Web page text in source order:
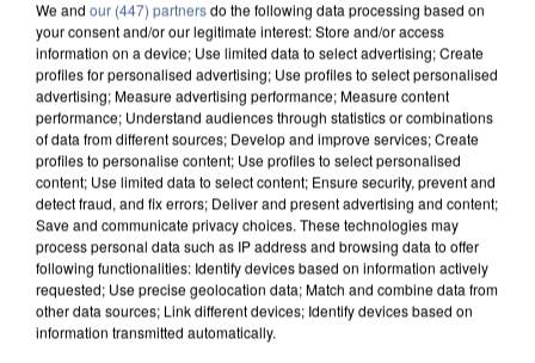
We and our (447) partnersdo the following data processing based on
your consent and/or our legitimate interest: Store and/or access
information on a device; Use limited data to select advertising; Create
profiles for personalised advertising; Use profiles to select personalised
advertising; Measure advertising performance; Measure content
performance; Understand audiences through statistics or combinations
of data from different sources; Develop and improve services; Create
profiles to personalise content; Use profiles to select personalised
content; Use limited data to select content; Ensure security, prevent and
detect fraud, and fix errors; Deliver and present advertising and content;
Save and communicate privacy choices. These technologies may
process personal data such as IP address and browsing data to offer
following functionalities: Identify devices based on information actively
requested; Use precise geolocation data; Match and combine data from
other data sources; Link different devices; Identify devices based on
information transmitted automatically.